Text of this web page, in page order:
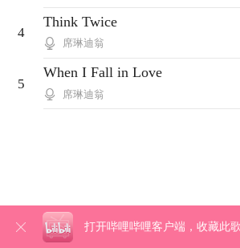
4
Think Twice
席琳迪翁
5
When I Fall in Love
席琳迪翁
打开哔哩哔哩客户端，收藏此